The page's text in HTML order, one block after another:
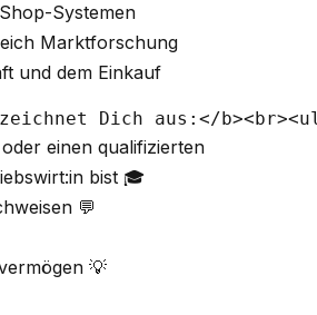
Systemen
Marktforschung
und dem Einkauf
einen qualifizierten
bist 🎓
💬
💡